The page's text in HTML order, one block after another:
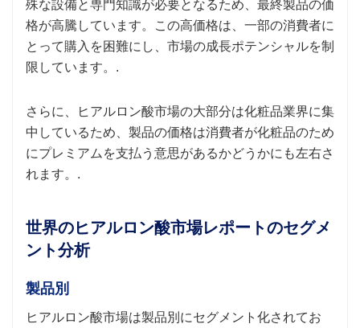
殊な設備と専門知識が必要となるため、最終製品の価
格が高騰しています。この高価格は、一部の消費者に
とって購入を困難にし、市場の成長ポテンシャルを制
限しています。.
さらに、ヒアルロン酸市場の大部分は化粧品業界に集
中しているため、製品の価格は消費者が化粧品のため
にプレミアムを支払う意思があるかどうかにも左右さ
れます。.
世界のヒアルロン酸市場レポートのセグメ
ント分析
製品別
ヒアルロン酸市場は製品別にセグメント化されてお